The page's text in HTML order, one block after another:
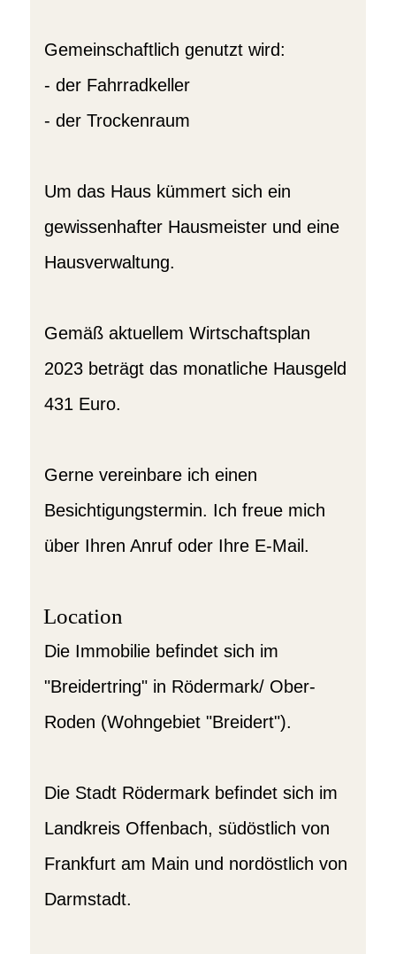
Gemeinschaftlich genutzt wird:
- der Fahrradkeller
- der Trockenraum
Um das Haus kümmert sich ein
gewissenhafter Hausmeister und eine
Hausverwaltung.
Gemäß aktuellem Wirtschaftsplan
2023 beträgt das monatliche Hausgeld
431 Euro.
Gerne vereinbare ich einen
Besichtigungstermin. Ich freue mich
über Ihren Anruf oder Ihre E-Mail.
Location
Die Immobilie befindet sich im
"Breidertring" in Rödermark/ Ober-
Roden (Wohngebiet "Breidert").
Die Stadt Rödermark befindet sich im
Landkreis Offenbach, südöstlich von
Frankfurt am Main und nordöstlich von
Darmstadt.